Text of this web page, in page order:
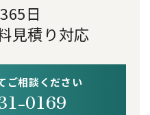
日
見積り対応
ご相談ください
0169